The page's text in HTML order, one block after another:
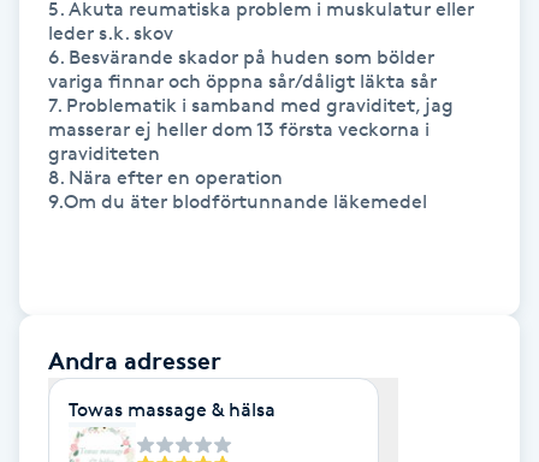
Idrottsmassage
IPL hårborttagning
Japansk massage
5. Akuta reumatiska problem i muskulatur eller
leder s.k. skov
6. Besvärande skador på huden som bölder
variga finnar och öppna sår/dåligt läkta sår
7. Problematik i samband med graviditet, jag
masserar ej heller dom 13 första veckorna i
graviditeten
8. Nära efter en operation
9.Om du äter blodförtunnande läkemedel
Andra adresser
Towas massage & hälsa